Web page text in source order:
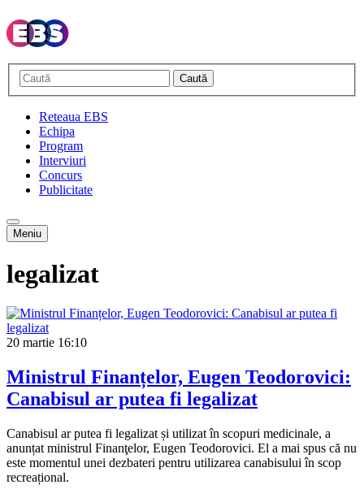
Caută
Reteaua EBS
Echipa
Program
Interviuri
Concurs
Publicitate
Meniu
legalizat
20 martie 16:10
Ministrul Finanțelor, Eugen Teodorovici:
Canabisul ar putea fi legalizat
Canabisul ar putea fi legalizat și utilizat în scopuri medicinale, a
anunțat ministrul Finanţelor, Eugen Teodorovici. El a mai spus că nu
este momentul unei dezbateri pentru utilizarea canabisului în scop
recreațional.